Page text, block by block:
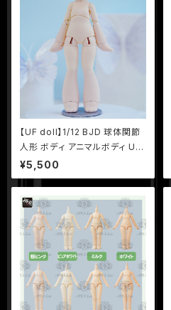
【UF doll】1/12 BJD 球体関節
人形 ボディ アニマルボディ UF
ドール UFボディ
¥5,500